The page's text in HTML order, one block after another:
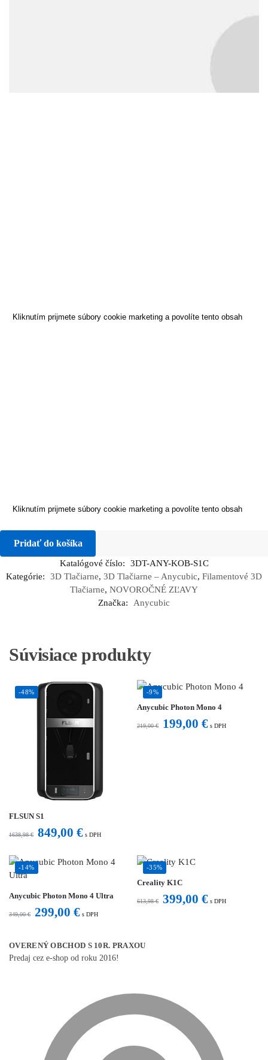
Kliknutím prijmete súbory cookie marketing a povolíte tento obsah
Kliknutím prijmete súbory cookie marketing a povolíte tento obsah
Pridať do košíka
Katalógové číslo:
3DT-ANY-KOB-S1C
Kategórie:
3D Tlačiarne, 3D Tlačiarne – Anycubic, Filamentové 3D
Tlačiarne, NOVOROČNÉ ZĽAVY
Značka:
Anycubic
Súvisiace produkty
-48%
FLSUN S1
1638,98€ 849,00 € s DPH
-9%
Anycubic Photon Mono 4
219,00€ 199,00 € s DPH
-14%
Anycubic Photon Mono 4 Ultra
349,00€ 299,00 € s DPH
-35%
Creality K1C
613,98€ 399,00 € s DPH
OVERENÝ OBCHOD S 10R. PRAXOU
Predaj cez e-shop od roku 2016!